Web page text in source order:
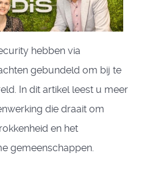
hebben via
gebundeld om bij te
In dit artikel leest u meer
die draait om
en het
gemeenschappen.